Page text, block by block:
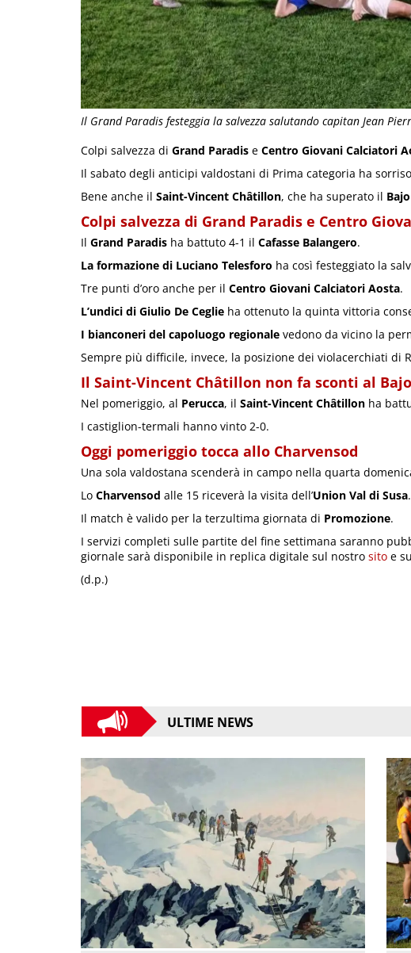
Il Grand Paradis festeggia la salvezza salutando capitan Jean
Colpi salvezza di Grand Paradis e Centro Giovani Calciatori
Il sabato degli anticipi valdostani di Prima categoria ha
Bene anche il Saint-Vincent Châtillon, che ha superato il
Colpi salvezza di Grand Paradis e Centro
Il Grand Paradis ha battuto 4-1 il Cafasse Balangero.
La formazione di Luciano Telesforo ha così festeggiato la
Tre punti d’oro anche per il Centro Giovani Calciatori Aosta.
L’undici di Giulio De Ceglie ha ottenuto la quinta vittoria
I bianconeri del capoluogo regionale vedono da vicino la
Sempre più difficile, invece, la posizione dei violacerchiati di
Il Saint-Vincent Châtillon non fa sconti al
Nel pomeriggio, al Perucca, il Saint-Vincent Châtillon ha
I castiglion-termali hanno vinto 2-0.
Oggi pomeriggio tocca allo Charvensod
Una sola valdostana scenderà in campo nella quarta
Lo Charvensod alle 15 riceverà la visita dell’Union Val di Susa.
Il match è valido per la terzultima giornata di Promozione.
I servizi completi sulle partite del fine settimana saranno
giornale sarà disponibile in replica digitale sul nostro sito e
(d.p.)
ULTIME NEWS